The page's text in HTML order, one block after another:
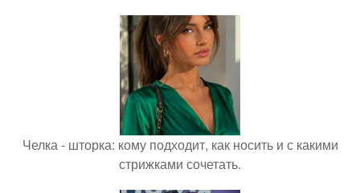
Челка - шторка: кому подходит, как носить и с какими
стрижками сочетать.